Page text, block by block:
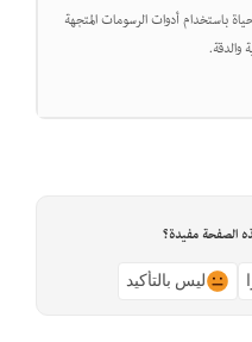
باستخدام أدوات الرسومات المتجهة
والدقة.
الصفحة مفيدة؟
ليس بالتأكيد